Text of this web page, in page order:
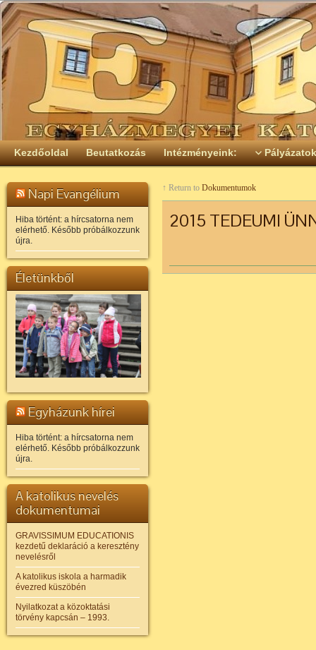
Kezdőoldal Beutatkozás Intézményeink: Pályázatok
Napi Evangélium
Hiba történt: a hírcsatorna nem
elérhető. Később próbálkozzunk
újra.
Életünkből
Egyházunk hírei
Hiba történt: a hírcsatorna nem
elérhető. Később próbálkozzunk
újra.
A katolikus nevelés
dokumentumai
GRAVISSIMUM EDUCATIONIS
kezdetű deklaráció a keresztény
nevelésről
A katolikus iskola a harmadik
évezred küszöbén
Nyilatkozat a közoktatási
törvény kapcsán – 1993.
↑ Return to Dokumentumok
2015 TEDEUMI